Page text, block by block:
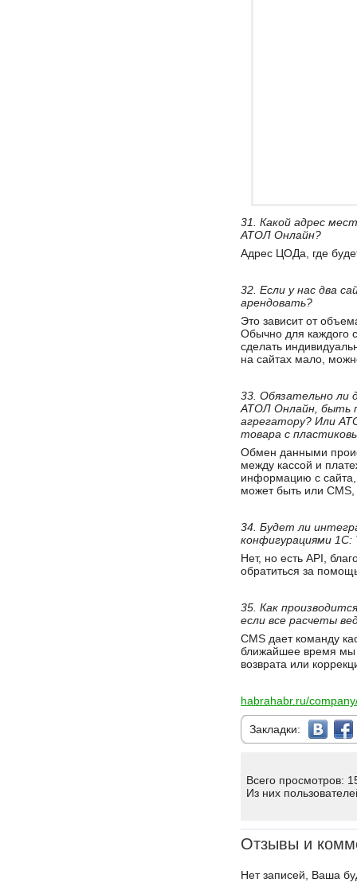
31. Какой адрес
АТОЛ Онлайн?
Адрес ЦОДа, где
32. Если у нас два
арендовать?
Это зависит от
Обычно для каждого
сделать
на сайтах мало,
33. Обязательно ли
АТОЛ Онлайн, быть
агрегатору? Или
товара с
Обмен данными
между кассой и
информацию с сайта,
может быть или
34. Будет ли
конфигурациями 1С:
Нет, но есть API,
обратиться за
35. Как
если все расчеты
CMS дает команду
ближайшее время мы
возврата или
habrahabr.ru/
Закладки:
Всего просмотров:
Из них
Отзывы и
Нет записей, Ваша